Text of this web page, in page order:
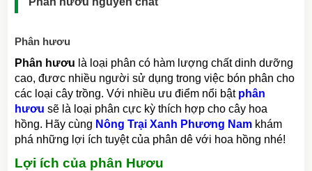
Phân hươu
Phân hươu là loại phân có hàm lượng chất dinh dưỡng
cao, đươc nhiều người sử dụng trong việc bón phân cho
các loại cây trồng. Với nhiều ưu điểm nổi bật phân
hươu sẽ là loại phân cực kỳ thích hợp cho cây hoa
hồng. Hãy cùng Nông Trại Xanh Phương Nam khám
phá những lợi ích tuyệt của phân dê với hoa hồng nhé!
Lợi ích của phân Hươu